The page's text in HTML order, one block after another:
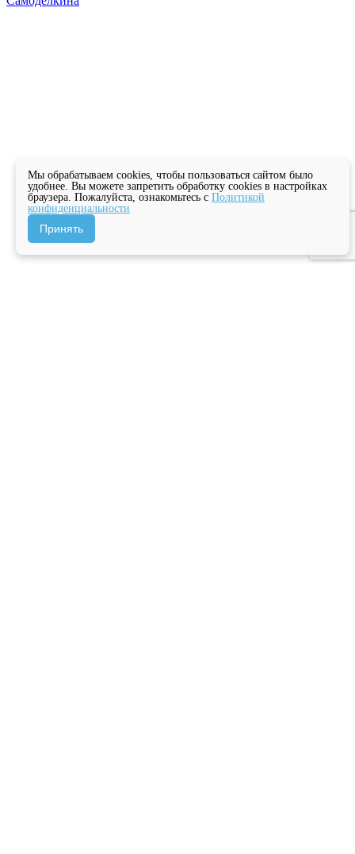
Мы обрабатываем cookies, чтобы пользоваться сайтом было
удобнее. Вы можете запретить обработку cookies в настройках
браузера. Пожалуйста, ознакомьтесь с Политикой
конфиденциальности
Принять